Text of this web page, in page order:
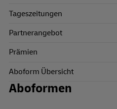
Tageszeitungen
Partnerangebot
Prämien
Aboform Übersicht
Aboformen